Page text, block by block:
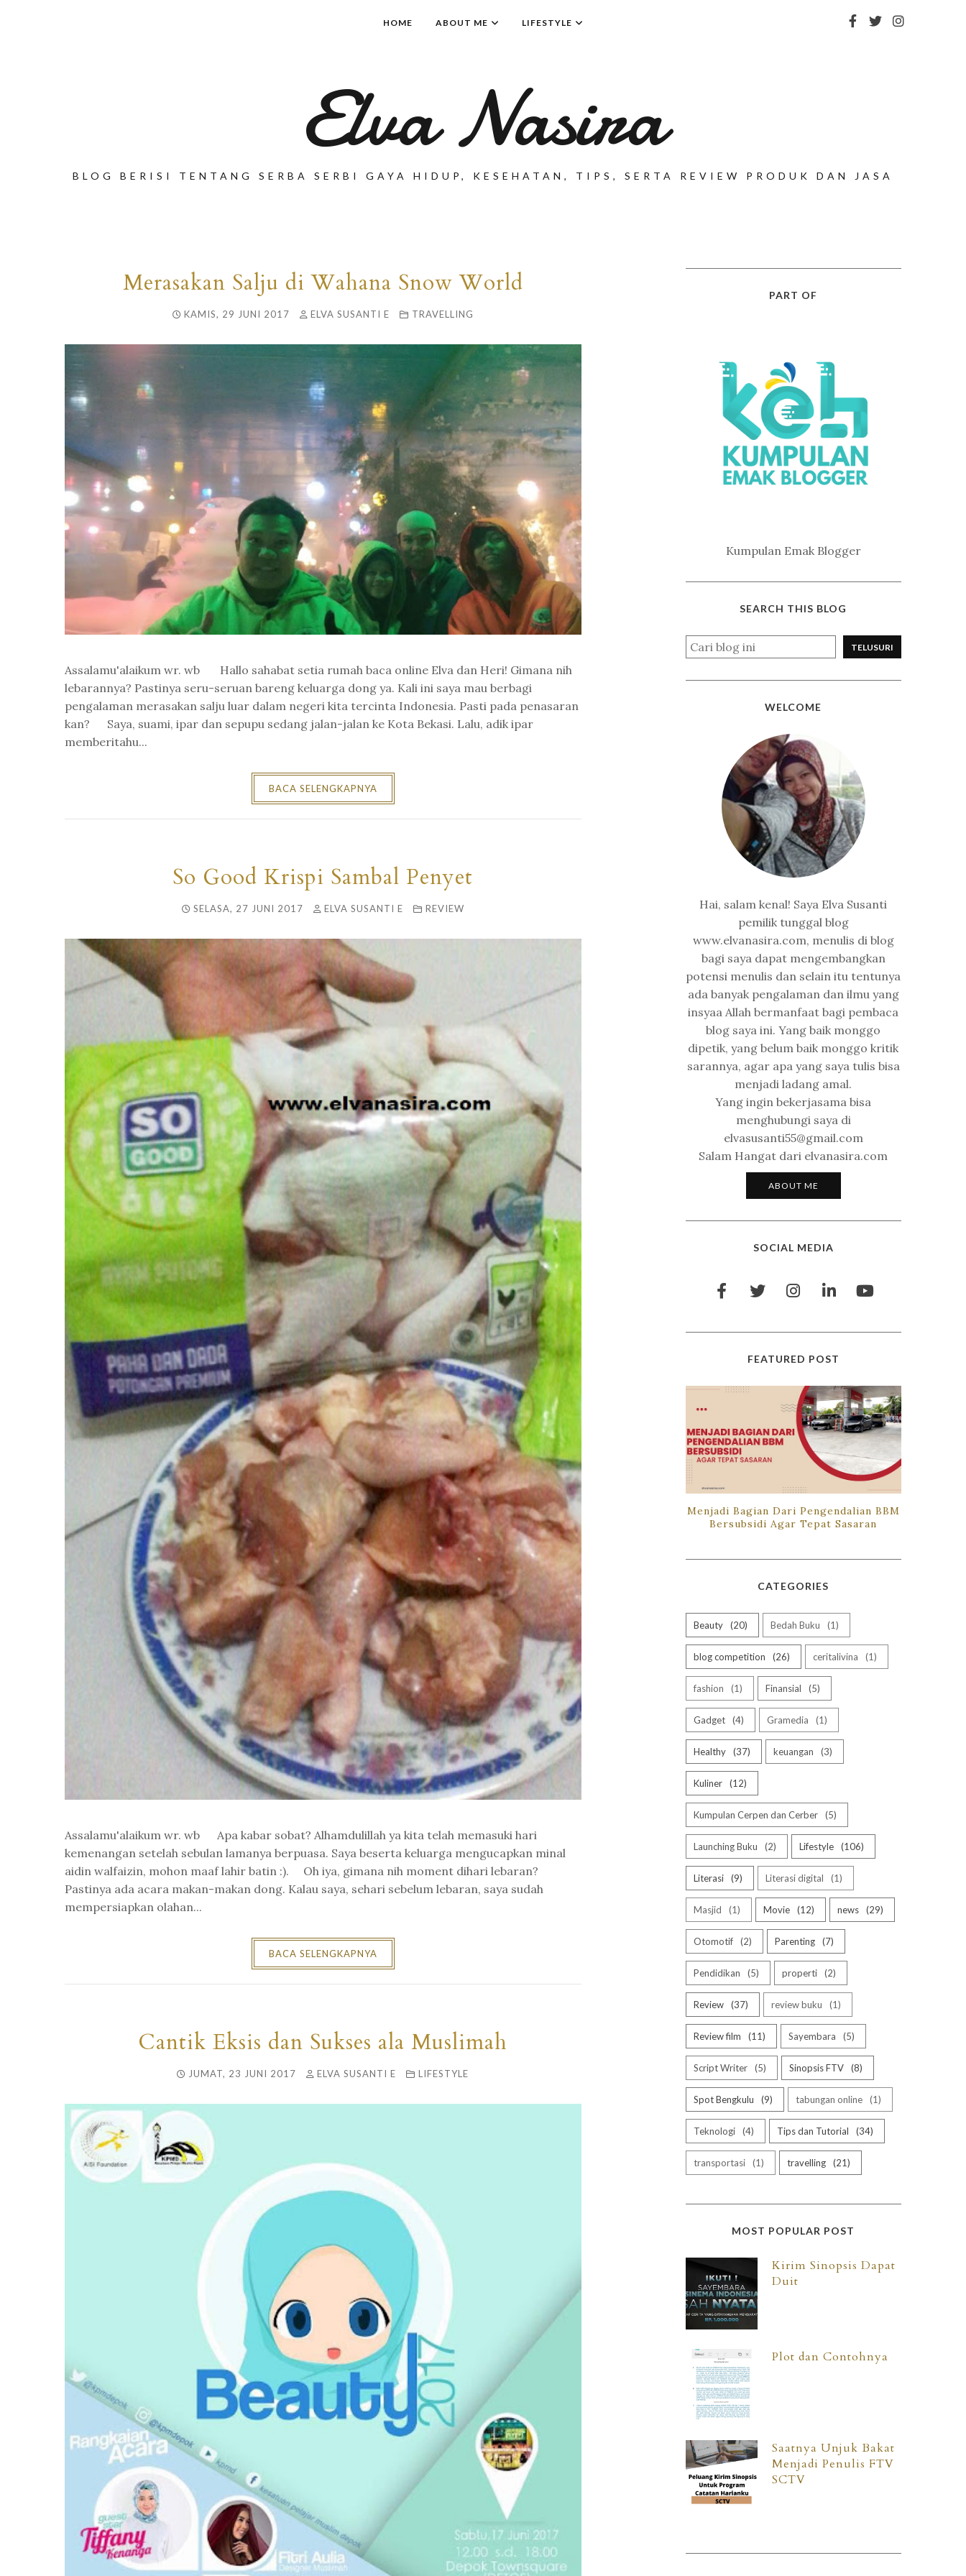
HOME ABOUT ME LIFESTYLE
Elva Nasira
BLOG BERISI TENTANG SERBA SERBI GAYA HIDUP, KESEHATAN, TIPS, SERTA REVIEW PRODUK DAN JASA
Merasakan Salju di Wahana Snow World
KAMIS, 29 JUNI 2017 ELVA SUSANTI E TRAVELLING
Assalamu'alaikum wr. wb Hallo sahabat setia rumah baca online Elva dan Heri! Gimana nih
lebarannya? Pastinya seru-seruan bareng keluarga dong ya. Kali ini saya mau berbagi
pengalaman merasakan salju luar dalam negeri kita tercinta Indonesia. Pasti pada penasaran
kan? Saya, suami, ipar dan sepupu sedang jalan-jalan ke Kota Bekasi. Lalu, adik ipar
memberitahu...
BACA SELENGKAPNYA
So Good Krispi Sambal Penyet
SELASA, 27 JUNI 2017 ELVA SUSANTI E REVIEW
Assalamu'alaikum wr. wb Apa kabar sobat? Alhamdulillah ya kita telah memasuki hari
kemenangan setelah sebulan lamanya berpuasa. Saya beserta keluarga mengucapkan minal
aidin walfaizin, mohon maaf lahir batin :). Oh iya, gimana nih moment dihari lebaran?
Pastinya ada acara makan-makan dong. Kalau saya, sehari sebelum lebaran, saya sudah
mempersiapkan olahan...
BACA SELENGKAPNYA
Cantik Eksis dan Sukses ala Muslimah
JUMAT, 23 JUNI 2017 ELVA SUSANTI E LIFESTYLE
PART OF
Kumpulan Emak Blogger
SEARCH THIS BLOG
WELCOME
Hai, salam kenal! Saya Elva Susanti
pemilik tunggal blog
www.elvanasira.com, menulis di blog
bagi saya dapat mengembangkan
potensi menulis dan selain itu tentunya
ada banyak pengalaman dan ilmu yang
insyaa Allah bermanfaat bagi pembaca
blog saya ini. Yang baik monggo
dipetik, yang belum baik monggo kritik
sarannya, agar apa yang saya tulis bisa
menjadi ladang amal.
Yang ingin bekerjasama bisa
menghubungi saya di
elvasusanti55@gmail.com
Salam Hangat dari elvanasira.com
ABOUT ME
SOCIAL MEDIA
FEATURED POST
Menjadi Bagian Dari Pengendalian BBM
Bersubsidi Agar Tepat Sasaran
CATEGORIES
Beauty 20 Bedah Buku 1
blog competition 26 ceritalivina 1
fashion 1 Finansial 5
Gadget 4 Gramedia 1
Healthy 37 keuangan 3
Kuliner 12
Kumpulan Cerpen dan Cerber 5
Launching Buku 2 Lifestyle 106
Literasi 9 Literasi digital 1
Masjid 1 Movie 12 news 29
Otomotif 2 Parenting 7
Pendidikan 5 properti 2
Review 37 review buku 1
Review film 11 Sayembara 5
Script Writer 5 Sinopsis FTV 8
Spot Bengkulu 9 tabungan online 1
Teknologi 4 Tips dan Tutorial 34
transportasi 1 travelling 21
MOST POPULAR POST
Kirim Sinopsis Dapat
Duit
Plot dan Contohnya
Saatnya Unjuk Bakat
Menjadi Penulis FTV
SCTV